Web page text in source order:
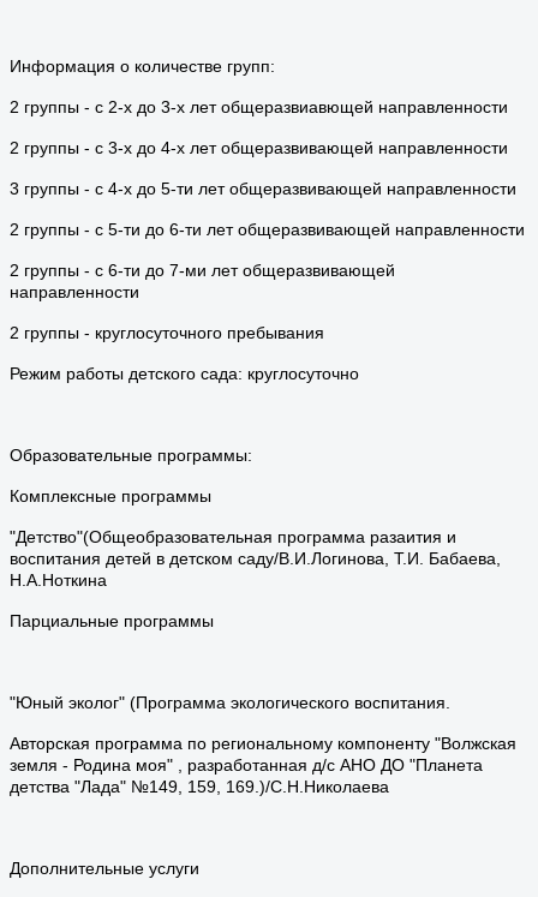
Информация о количестве групп:
2 группы - с 2-х до 3-х лет общеразвиавющей направленности
2 группы - с 3-х до 4-х лет общеразвивающей направленности
3 группы - с 4-х до 5-ти лет общеразвивающей направленности
2 группы - с 5-ти до 6-ти лет общеразвивающей направленности
2 группы - с 6-ти до 7-ми лет общеразвивающей
направленности
2 группы - круглосуточного пребывания
Режим работы детского сада: круглосуточно
Образовательные программы:
Комплексные программы
"Детство"(Общеобразовательная программа разаития и
воспитания детей в детском саду/В.И.Логинова, Т.И. Бабаева,
Н.А.Ноткина
Парциальные программы
"Юный эколог" (Программа экологического воспитания.
Авторская программа по региональному компоненту "Волжская
земля - Родина моя" , разработанная д/с АНО ДО "Планета
детства "Лада" №149, 159, 169.)/С.Н.Николаева
Дополнительные услуги